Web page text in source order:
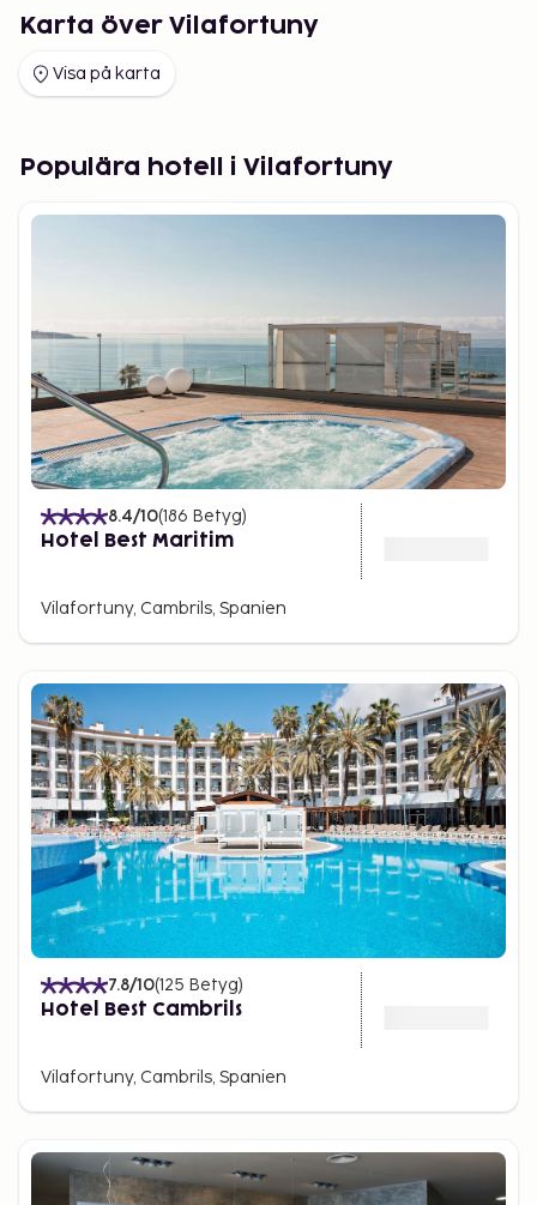
Karta över Vilafortuny
Visa på karta
Populära hotell i Vilafortuny
8.4/10(186 Betyg)
Hotel Best Maritim
Vilafortuny, Cambrils, Spanien
7.8/10(125 Betyg)
Hotel Best Cambrils
Vilafortuny, Cambrils, Spanien